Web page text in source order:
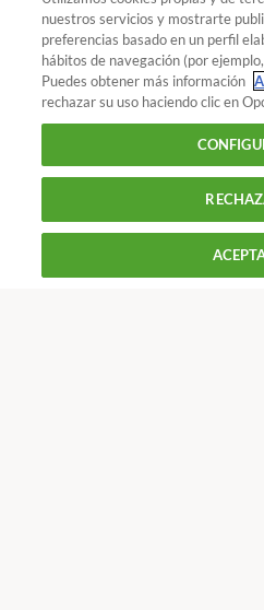
¿Quieres recibir nuestra
Coches : Coches
contra providencia de apremio por
De L a J de 9
nuestros servicios y mostrarte
preferencias basado en un perfil
hábitos de navegación (por
Puedes obtener más información
rechazar su uso haciendo clic en